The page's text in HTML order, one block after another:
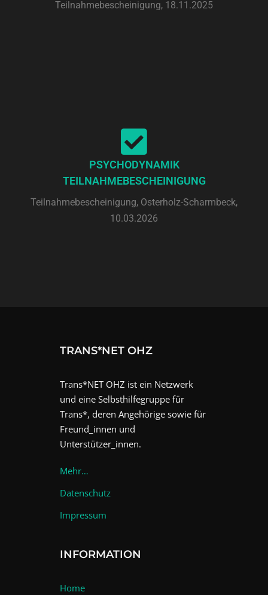
Teilnahmebescheinigung, 18.11.2025
PSYCHODYNAMIK
TEILNAHMEBESCHEINIGUNG
Teilnahmebescheinigung, Osterholz-Scharmbeck,
10.03.2026
TRANS*NET OHZ
Trans*NET OHZ ist ein Netzwerk
und eine Selbsthilfegruppe für
Trans*, deren Angehörige sowie für
Freund_innen und
Unterstützer_innen.
Mehr…
Datenschutz
Impressum
INFORMATION
Home